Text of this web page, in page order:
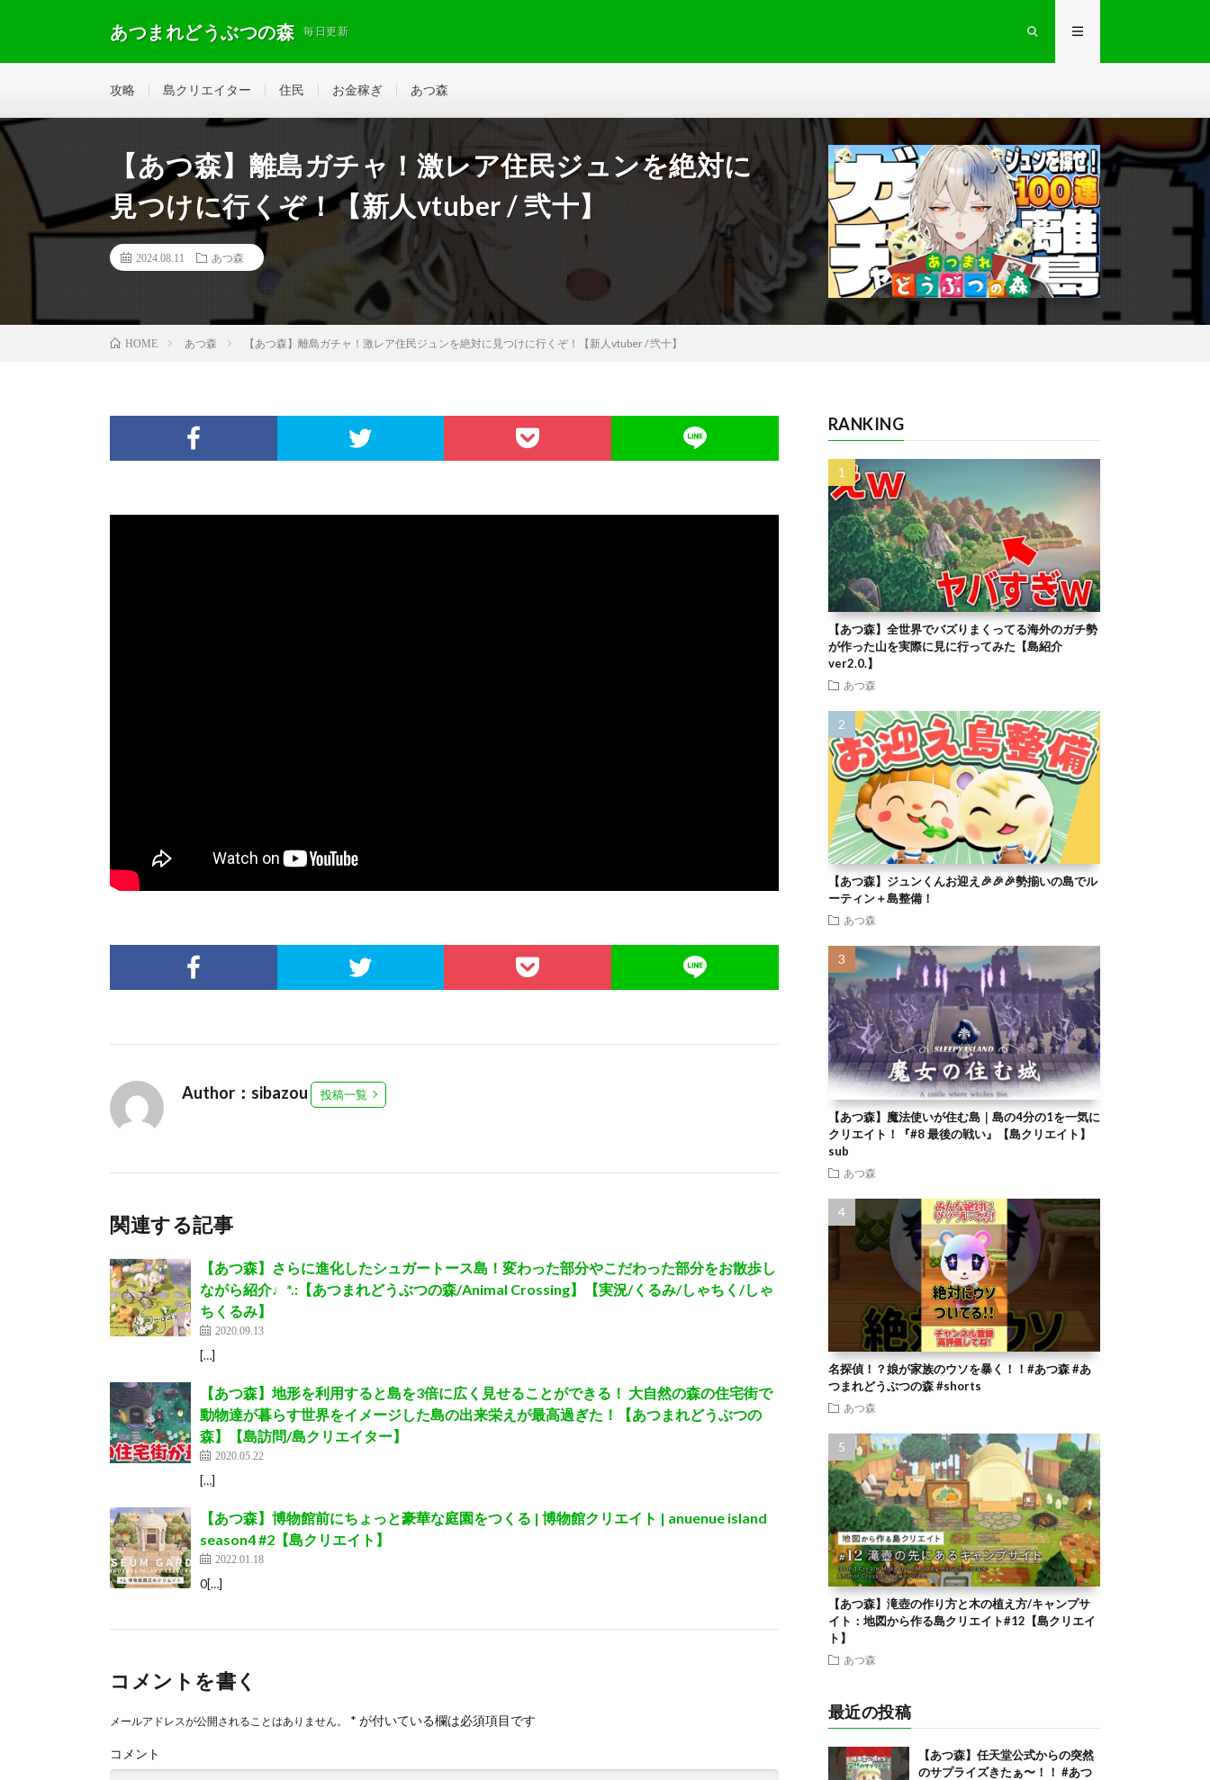
あつまれどうぶつの森 毎日更新
攻略 島クリエイター 住民 お金稼ぎ あつ森
【あつ森】離島ガチャ！激レア住民ジュンを絶対に
見つけに行くぞ！【新人vtuber / 弐十】
2024.08.11 あつ森
HOME あつ森 【あつ森】離島ガチャ！激レア住民ジュンを絶対に見つけに行くぞ！【新人vtuber / 弐十】
Author：sibazou 投稿一覧
関連する記事
【あつ森】さらに進化したシュガートース島！変わった部分やこだわった部分をお散歩し
ながら紹介♩*.:【あつまれどうぶつの森/Animal Crossing】【実況/くるみ/しゃちく/しゃ
ちくるみ】
2020.09.13
[…]
【あつ森】地形を利用すると島を3倍に広く見せることができる！ 大自然の森の住宅街で
動物達が暮らす世界をイメージした島の出来栄えが最高過ぎた！【あつまれどうぶつの
森】【島訪問/島クリエイター】
2020.05.22
[…]
【あつ森】博物館前にちょっと豪華な庭園をつくる | 博物館クリエイト | anuenue island
season4 #2【島クリエイト】
2022.01.18
0[…]
コメントを書く
メールアドレスが公開されることはありません。 * が付いている欄は必須項目です
コメント
RANKING
【あつ森】全世界でバズりまくってる海外のガチ勢
が作った山を実際に見に行ってみた【島紹介
ver2.0.】
あつ森
【あつ森】ジュンくんお迎え🎉🎉🎉勢揃いの島でル
ーティン＋島整備！
あつ森
【あつ森】魔法使いが住む島｜島の4分の1を一気に
クリエイト！『#8 最後の戦い』【島クリエイト】
sub
あつ森
名探偵！？娘が家族のウソを暴く！！#あつ森 #あ
つまれどうぶつの森 #shorts
あつ森
【あつ森】滝壺の作り方と木の植え方/キャンプサ
イト：地図から作る島クリエイト#12【島クリエイ
ト】
あつ森
最近の投稿
【あつ森】任天堂公式からの突然
のサプライズきたぁ〜！！ #あつ